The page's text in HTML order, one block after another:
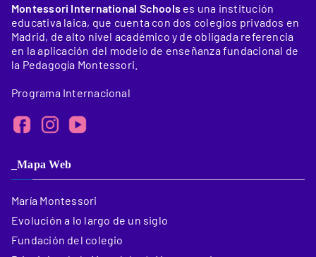
Montessori International Schools es una institución
educativa laica, que cuenta con dos colegios privados en
Madrid, de alto nivel académico y de obligada referencia
en la aplicación del modelo de enseñanza fundacional de
la Pedagogía Montessori.
Programa Internacional
_Mapa Web
María Montessori
Evolución a lo largo de un siglo
Fundación del colegio